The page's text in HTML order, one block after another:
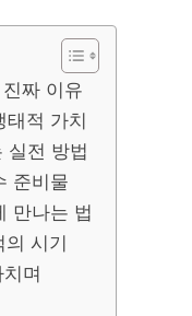
짜 이유
태적 가치
실전 방법
준비물
만나는 법
의 시기
며